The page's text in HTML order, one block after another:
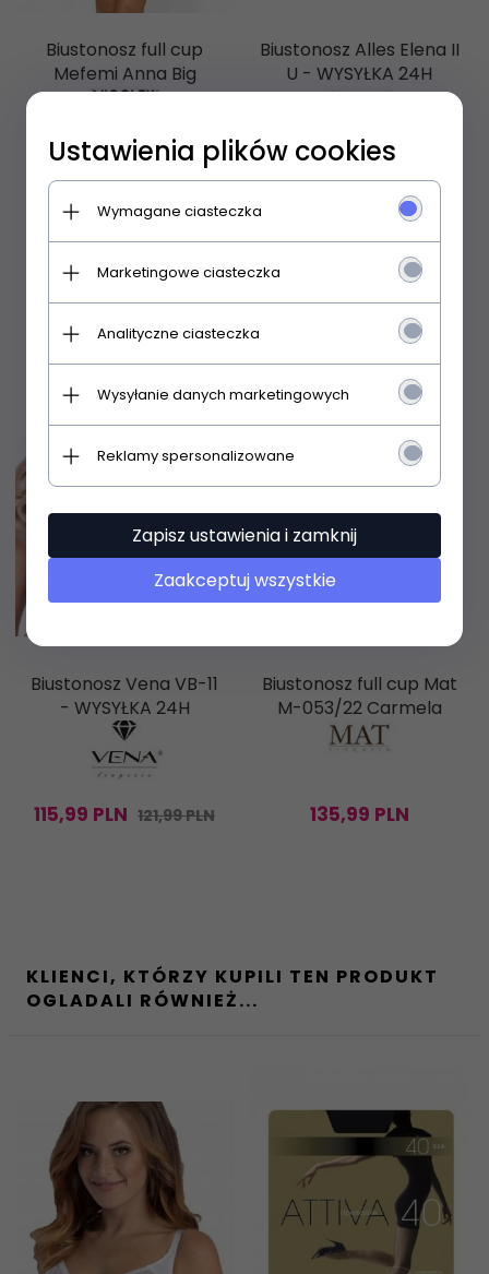
Biustonosz full cup
Mefemi Anna Big
152,99PLN
Biustonosz Alles Elena II
U - WYSYŁKA 24H
90,99PLN 95,99 PLN
Promocja
Biustonosz Vena VB-11
- WYSYŁKA 24H
115,99 PLN 121,99 PLN
Biustonosz full cup Mat
M-053/22 Carmela
135,99 PLN
KLIENCI, KTÓRZY KUPILI TEN PRODUKT
OGLADALI RÓWNIEŻ...
Ustawienia plików cookies
Wymagane ciasteczka
Marketingowe ciasteczka
Analityczne ciasteczka
Wysyłanie danych marketingowych
Reklamy spersonalizowane
Zapisz ustawienia i zamknij
Zaakceptuj wszystkie